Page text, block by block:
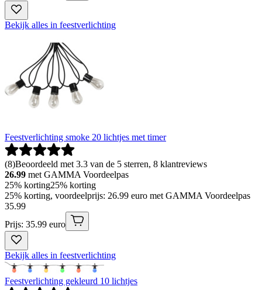
Bekijk alles in feestverlichting
Feestverlichting smoke 20 lichtjes met timer
(8)Beoordeeld met 3.3 van de 5 sterren, 8 klantreviews
26.99 met GAMMA Voordeelpas
25% korting25% korting
25% korting, voordeelprijs: 26.99 euro met GAMMA Voordeelpas
35.99
Prijs: 35.99 euro
Bekijk alles in feestverlichting
Feestverlichting gekleurd 10 lichtjes